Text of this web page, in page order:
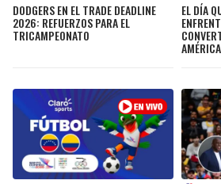
DODGERS EN EL TRADE DEADLINE
2026: REFUERZOS PARA EL
TRICAMPEONATO
EL DÍA
AMÉRICA